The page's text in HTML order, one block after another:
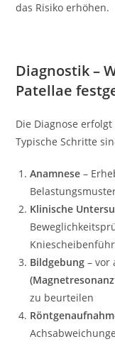
das Risiko erhöhen.
Diagnostik –
Patellae
Die Diagnose
Typische Schritte
Anamnese –
Klinische
Bildgebung – vor
zu beurteilen